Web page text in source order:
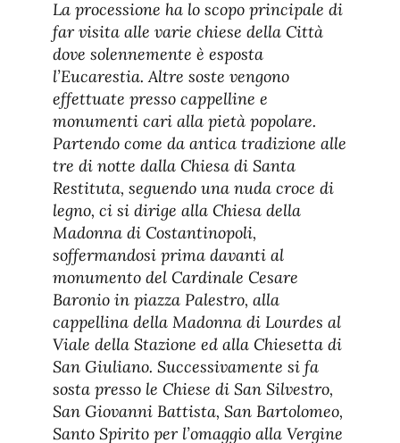
La processione ha lo scopo principale di
far visita alle varie chiese della Città
dove solennemente è esposta
l’Eucarestia. Altre soste vengono
effettuate presso cappelline e
monumenti cari alla pietà popolare.
Partendo come da antica tradizione alle
tre di notte dalla Chiesa di Santa
Restituta, seguendo una nuda croce di
legno, ci si dirige alla Chiesa della
Madonna di Costantinopoli,
soffermandosi prima davanti al
monumento del Cardinale Cesare
Baronio in piazza Palestro, alla
cappellina della Madonna di Lourdes al
Viale della Stazione ed alla Chiesetta di
San Giuliano. Successivamente si fa
sosta presso le Chiese di San Silvestro,
San Giovanni Battista, San Bartolomeo,
Santo Spirito per l’omaggio alla Vergine